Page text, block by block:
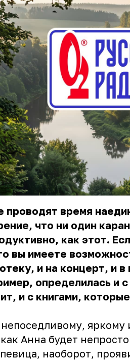
проводят время
что ни один
как этот.
вы имеете
и на концерт, и в
определилась и
и с книгами, которые
яркому
Анна будет
наоборот,